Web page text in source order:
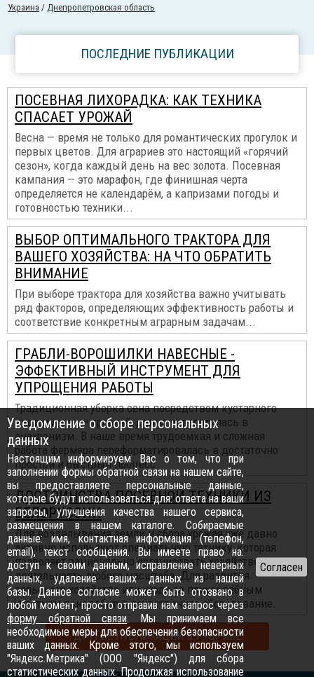
Украина /Днепропетровская область
ПОСЛЕДНИЕ ПУБЛИКАЦИИ
ПОСЕВНАЯ ЛИХОРАДКА: КАК ТЕХНИКА
СПАСАЕТ УРОЖАЙ
Весна — время не только для романтических прогулок и
первых цветов. Для аграриев это настоящий «горячий
сезон», когда каждый день на вес золота. Посевная
кампания — это марафон, где финишная черта
определяется не календарём, а капризами погоды и
готовностью техники...
ВЫБОР ОПТИМАЛЬНОГО ТРАКТОРА ДЛЯ
ВАШЕГО ХОЗЯЙСТВА: НА ЧТО ОБРАТИТЬ
ВНИМАНИЕ
При выборе трактора для хозяйства важно учитывать
ряд факторов, определяющих эффективность работы и
соответствие конкретным аграрным задачам...
ГРАБЛИ-ВОРОШИЛКИ НАВЕСНЫЕ -
ЭФФЕКТИВНЫЙ ИНСТРУМЕНТ ДЛЯ
УПРОЩЕНИЯ РАБОТЫ
Традиционная уборка сена посредством кустарного
инструмента — граблей, давно превратилась в
анахронизм. В наше время трудоемкая и сложная
работа фермера переформатировалась в достаточно
простой и быстрый процесс.
ДОСТОИНСТВА ПОСЕВНОЙ ТЕХНИКИ ИЗ
БЕЛОРУССИИ
Для возделывания земли и сбора урожая уже давно
активно используют специальную технику, которая
позволяет рационально организовать хозяйственную
деятельность любого масштаба. Для развития
сельского хозяйства или ухода за приусадебным
участком понадобится качественное оборудование.
ДРУГИЕ ПУБЛИКАЦИИ В РУБРИКЕ
Уведомление о сборе персональных
данных
Настоящим информируем Вас о том, что при
заполнении формы обратной связи на нашем сайте,
вы предоставляете персональные данные,
которые будут использоваться для: ответа на ваши
запросы, улучшения качества нашего сервиса,
размещения в нашем каталоге. Собираемые
данные: имя, контактная информация (телефон,
email), текст сообщения. Вы имеете право на:
доступ к своим данным, исправление неверных
данных, удаление ваших данных из нашей
базы. Данное согласие может быть отозвано в
любой момент, просто отправив нам запрос через
форму обратной связи. Мы принимаем все
необходимые меры для обеспечения безопасности
ваших данных. Кроме этого, мы используем
"Яндекс.Метрика" (ООО "Яндекс") для сбора
статистических данных. Продолжая использование